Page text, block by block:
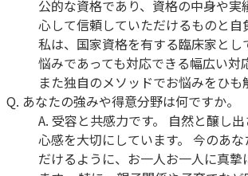
公的な資格であり、資格の中身や実
心して信頼していただけるものと自
私は、国家資格を有する臨床家とし
悩みであっても対応できる幅広い対
また独自のメソッドでお悩みをひも
Q. あなたの強みや得意分野は何ですか。
A. 受容と共感力です。 自然と醸し
心感を大切にしています。 今のあ
だけるように、お一人お一人に真摯